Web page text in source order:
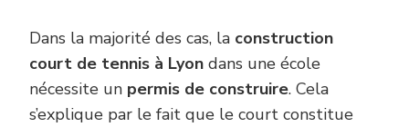
Dans la majorité des cas, la construction
court de tennis à Lyon dans une école
nécessite un permis de construire. Cela
s’explique par le fait que le court constitue